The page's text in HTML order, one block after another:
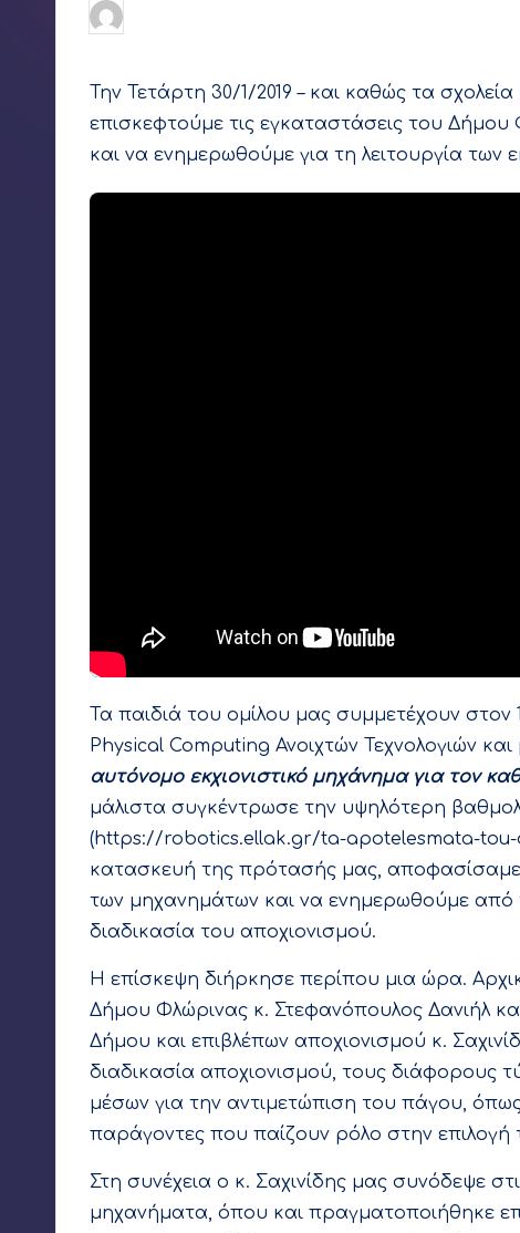
Συγγραφέας:
Την Τετάρτη 30/1/2019 – και καθώς τα
επισκεφτούμε τις εγκαταστάσεις του
και να ενημερωθούμε για τη λειτουργία των
Τα παιδιά του ομίλου μας συμμετέχουν στον 1
Physical Computing Ανοιχτών Τεχνολογιών
αυτόνομο εκχιονιστικό μηχάνημα για τον
μάλιστα συγκέντρωσε την υψηλότερη
(https://robotics.ellak.gr/ta-apotelesmata-
κατασκευή της πρότασής μας,
των μηχανημάτων και να ενημερωθούμε
διαδικασία του αποχιονισμού.
Η επίσκεψη διήρκησε περίπου μια ώρα.
Δήμου Φλώρινας κ. Στεφανόπουλος Δανιήλ
Δήμου και επιβλέπων αποχιονισμού κ.
διαδικασία αποχιονισμού, τους
μέσων για την αντιμετώπιση του πάγου,
παράγοντες που παίζουν ρόλο στην επιλογή
Στη συνέχεια ο κ. Σαχινίδης μας συνόδεψε
μηχανήματα, όπου και πραγματοποιήθηκε